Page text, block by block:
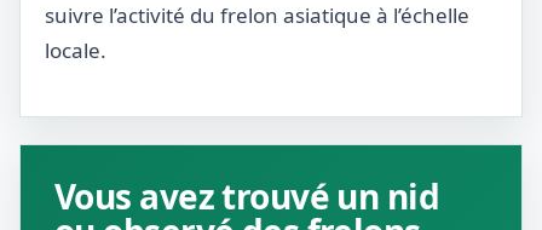
suivre l’activité du frelon asiatique à l’échelle
locale.
Vous avez trouvé un nid